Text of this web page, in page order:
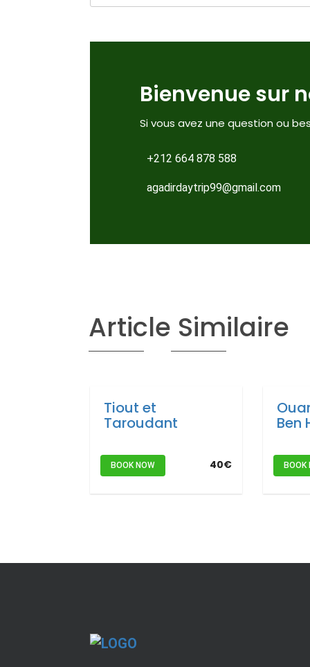
Bienvenue sur
Si vous avez une question ou
+212 664 878 588
agadirdaytrip99@gmail.com
Article Similaire
Tiout et
Taroudant
BOOK NOW 40€
Ben
BOOK